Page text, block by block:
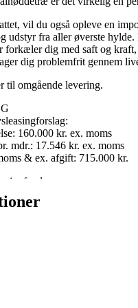
vil du også opleve en
udstyr fra aller øverste
forkæler dig med saft og kraft,
dig problemfrit gennem
til omgående levering.
160.000 kr. ex. moms
mdr.: 17.546 kr. ex. moms
& ex. afgift: 715.000 kr.
200.000 kr. inkl. moms
mdr.: 21.936 kr. inkl. moms
interiør i MOCCA Brown